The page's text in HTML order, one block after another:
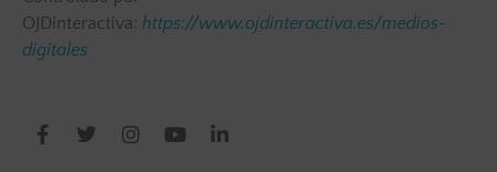
OJDinteractiva: https://www.ojdinteractiva.es/medios-
digitales